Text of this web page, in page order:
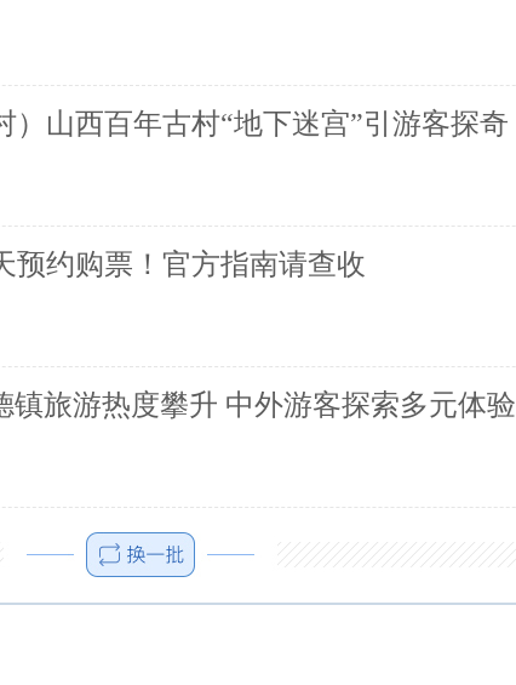
）山西百年古村“地下迷宫”引游客探奇
预约购票！官方指南请查收
镇旅游热度攀升 中外游客探索多元体验